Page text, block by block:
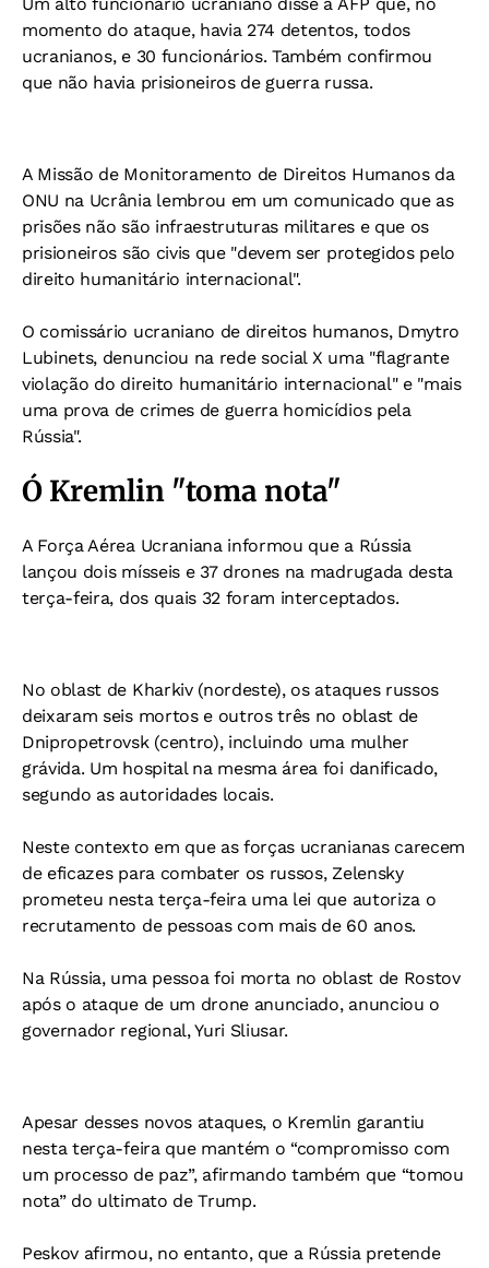
momento do ataque, havia 274 detentos, todos
ucranianos, e 30 funcionários. Também confirmou
que não havia prisioneiros de guerra russa.
A Missão de Monitoramento de Direitos Humanos da
ONU na Ucrânia lembrou em um comunicado que as
prisões não são infraestruturas militares e que os
prisioneiros são civis que "devem ser protegidos pelo
direito humanitário internacional".
O comissário ucraniano de direitos humanos, Dmytro
Lubinets, denunciou na rede social X uma "flagrante
violação do direito humanitário internacional" e "mais
uma prova de crimes de guerra homicídios pela
Rússia".
Ó Kremlin "toma nota"
A Força Aérea Ucraniana informou que a Rússia
lançou dois mísseis e 37 drones na madrugada desta
terça-feira, dos quais 32 foram interceptados.
No oblast de Kharkiv (nordeste), os ataques russos
deixaram seis mortos e outros três no oblast de
Dnipropetrovsk (centro), incluindo uma mulher
grávida. Um hospital na mesma área foi danificado,
segundo as autoridades locais.
Neste contexto em que as forças ucranianas carecem
de eficazes para combater os russos, Zelensky
prometeu nesta terça-feira uma lei que autoriza o
recrutamento de pessoas com mais de 60 anos.
Na Rússia, uma pessoa foi morta no oblast de Rostov
após o ataque de um drone anunciado, anunciou o
governador regional, Yuri Sliusar.
Apesar desses novos ataques, o Kremlin garantiu
nesta terça-feira que mantém o “compromisso com
um processo de paz”, afirmando também que “tomou
nota” do ultimato de Trump.
Peskov afirmou, no entanto, que a Rússia pretende